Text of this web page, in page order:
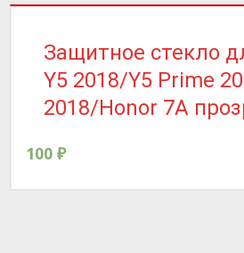
Защитное стекло
Y5 2018/Y5 Prime
2018/Honor 7A
100 ₽